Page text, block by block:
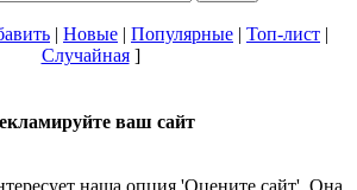
| Новые | Популярные | Топ-лист |
Случайная]
ваш сайт
наша опция 'Оцените сайт'. Она